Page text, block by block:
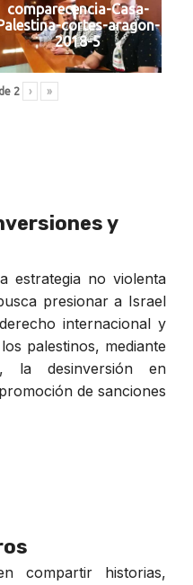
comparecencia-Casa-
Palestina-cortes-aragon-
2018-5
de 2 › »
y
estrategia no violenta
presionar a Israel
internacional y
palestinos, mediante
la desinversión en
de sanciones
compartir historias,